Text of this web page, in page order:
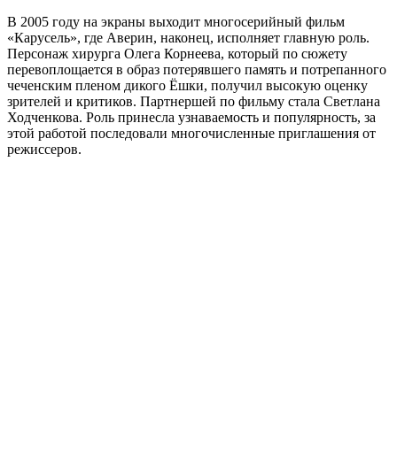
В 2005 году на экраны выходит многосерийный фильм
«Карусель», где Аверин, наконец, исполняет главную роль.
Персонаж хирурга Олега Корнеева, который по сюжету
перевоплощается в образ потерявшего память и потрепанного
чеченским пленом дикого Ёшки, получил высокую оценку
зрителей и критиков. Партнершей по фильму стала Светлана
Ходченкова. Роль принесла узнаваемость и популярность, за
этой работой последовали многочисленные приглашения от
режиссеров.